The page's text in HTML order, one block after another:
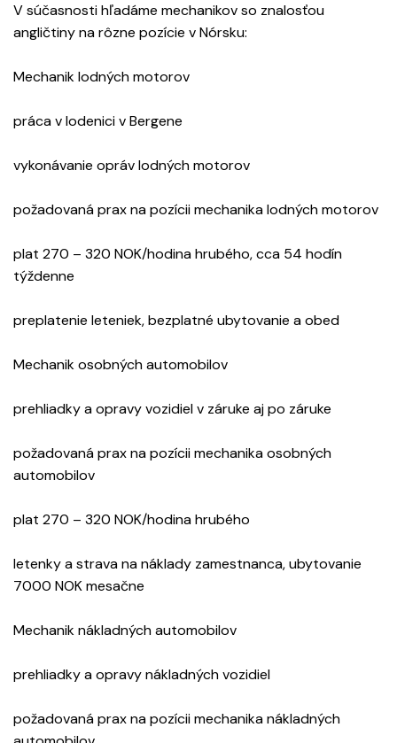
V súčasnosti hľadáme mechanikov so znalosťou
angličtiny na rôzne pozície v Nórsku:
Mechanik lodných motorov
práca v lodenici v Bergene
vykonávanie opráv lodných motorov
požadovaná prax na pozícii mechanika lodných motorov
plat 270 – 320 NOK/hodina hrubého, cca 54 hodín
týždenne
preplatenie leteniek, bezplatné ubytovanie a obed
Mechanik osobných automobilov
prehliadky a opravy vozidiel v záruke aj po záruke
požadovaná prax na pozícii mechanika osobných
automobilov
plat 270 – 320 NOK/hodina hrubého
letenky a strava na náklady zamestnanca, ubytovanie
7000 NOK mesačne
Mechanik nákladných automobilov
prehliadky a opravy nákladných vozidiel
požadovaná prax na pozícii mechanika nákladných